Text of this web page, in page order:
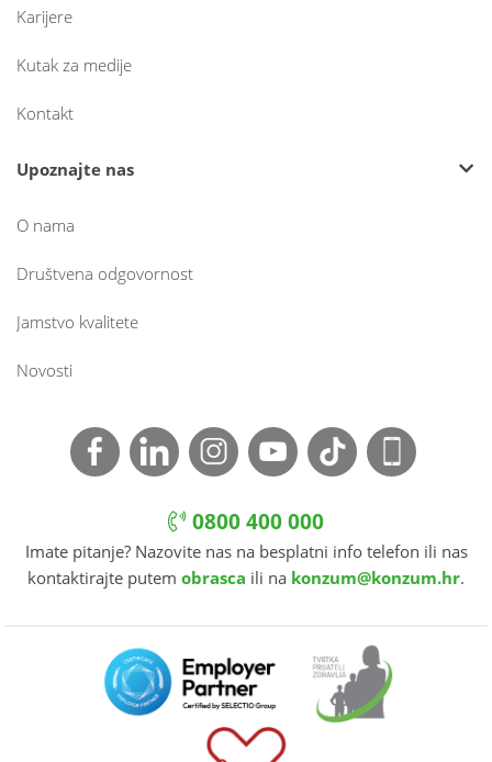
Karijere
Kutak za medije
Kontakt
Upoznajte nas
O nama
Društvena odgovornost
Jamstvo kvalitete
Novosti
0800 400 000
Imate pitanje? Nazovite nas na besplatni info telefon ili nas
kontaktirajte putem obrasca ili na konzum@konzum.hr.